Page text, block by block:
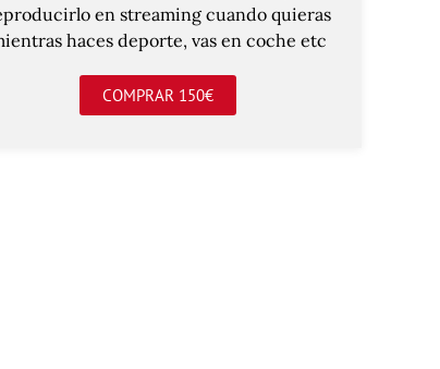
en streaming cuando quieras
haces deporte, vas en coche etc
COMPRAR 150€